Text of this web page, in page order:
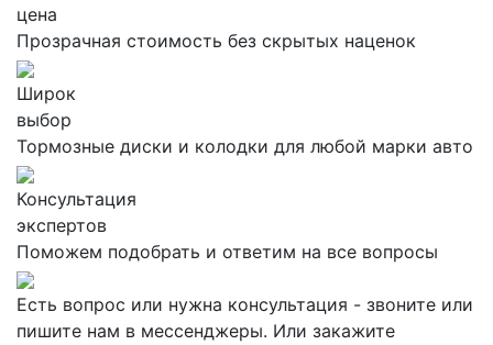
цена
Прозрачная стоимость без скрытых наценок
Широк
выбор
Тормозные диски и колодки для любой марки авто
Консультация
экспертов
Поможем подобрать и ответим на все вопросы
Есть вопрос или нужна консультация - звоните или
пишите нам в мессенджеры. Или закажите